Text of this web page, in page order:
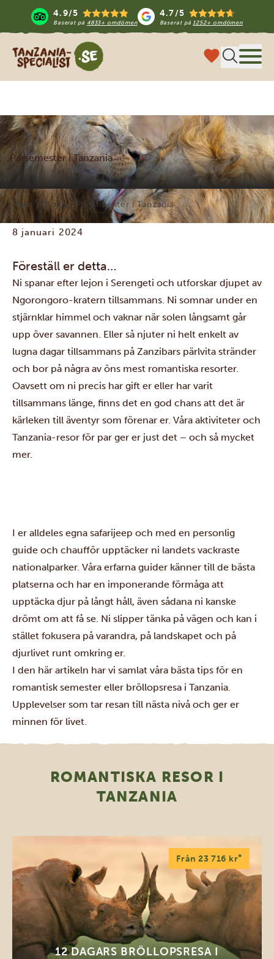
4.9/5
Baserat på 4833+ omdömen
4.7/5
Baserat på1252+ omdömen
Tanzania Specialist
Parsemester i Tanzania
Hem Blogg Parsemester i Tanzania
8 januari 2024
Föreställ er detta…
Ni spanar efter lejon i Serengeti och utforskar djupet av
Ngorongoro-kratern tillsammans. Ni somnar under en
stjärnklar himmel och vaknar när solen långsamt går
upp över savannen. Eller så njuter ni helt enkelt av
lugna dagar tillsammans på Zanzibars pärlvita stränder
och bor på några av öns mest romantiska resorter.
Oavsett om ni precis har gift er eller har varit
tillsammans länge, finns det en god chans att det är
kärleken till äventyr som förenar er. Våra aktiviteter och
Tanzania-resor för par ger er just det – och så mycket
mer.
I er alldeles egna safarijeep och med en personlig
guide och chaufför upptäcker ni landets vackraste
nationalparker. Våra erfarna guider känner till de bästa
platserna och har en imponerande förmåga att
upptäcka djur på långt håll, även sådana ni kanske
drömt om att få se. Ni slipper tänka på vägen och kan i
stället fokusera på varandra, på landskapet och på
djurlivet runt omkring er.
I den här artikeln har vi samlat våra bästa tips för en
romantisk semester eller bröllopsresa i Tanzania.
Upplevelser som tar resan till nästa nivå och ger er
minnen för livet.
ROMANTISKA RESOR I
TANZANIA
Från 23 716 kr*
12 DAGARS BRÖLLOPSRESA I